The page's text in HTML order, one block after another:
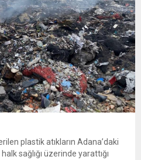
plastik atıkların Adana’daki
sağlığı üzerinde yarattığı